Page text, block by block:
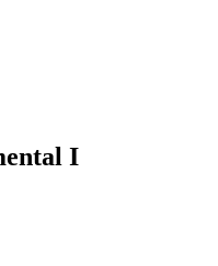
I